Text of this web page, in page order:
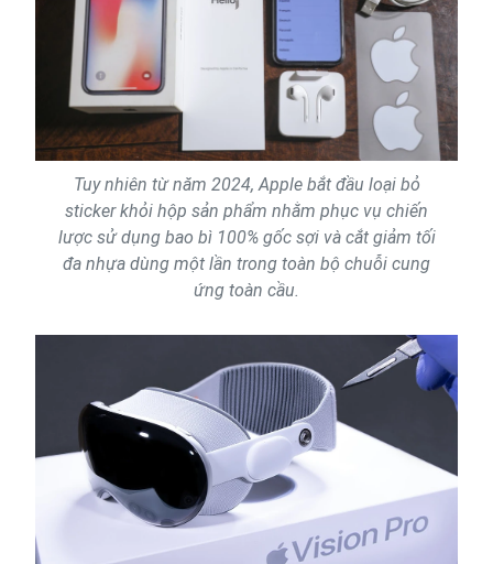
Tuy nhiên từ năm 2024, Apple bắt đầu loại bỏ
sticker khỏi hộp sản phẩm nhằm phục vụ chiến
lược sử dụng bao bì 100% gốc sợi và cắt giảm tối
đa nhựa dùng một lần trong toàn bộ chuỗi cung
ứng toàn cầu.